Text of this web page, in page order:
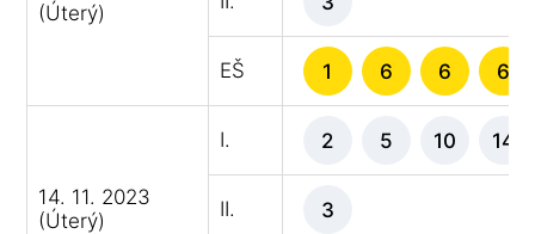
(Úterý)
EŠ 1 6 6 6
14. 11. 2023
(Úterý)
I. 2 5 10 14
II. 3